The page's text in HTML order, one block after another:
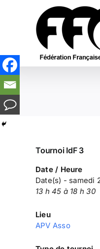
Tournoi IdF 3
Date / Heure
Date(s) - samedi
13 h 45 à 18 h 30
Lieu
APV Asso